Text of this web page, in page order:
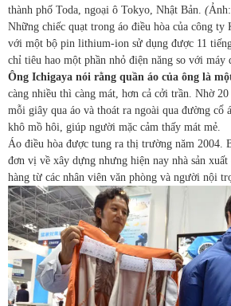
thành phố Toda, ngoại ô Tokyo, Nhật Bản. (
Những chiếc quạt trong áo điều hòa của công
với một bộ pin lithium-ion sử dụng được 11
chỉ tiêu hao một phần nhỏ điện năng so với máy
Ông Ichigaya nói rằng quần áo của ông là
càng nhiều thì càng mát, hơn cả cởi trần. Nhờ
mỗi giây qua áo và thoát ra ngoài qua đường cổ
khô mồ hôi, giúp người mặc cảm thấy mát mẻ.
Áo điều hòa được tung ra thị trường năm 2004.
đơn vị về xây dựng nhưng hiện nay nhà sản
hàng từ các nhân viên văn phòng và người nội